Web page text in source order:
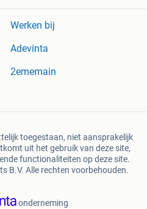
Werken bij
Adevinta
2ememain
toegestaan, niet aansprakelijk
uit het gebruik van deze site,
functionaliteiten op deze site.
B.V. Alle rechten voorbehouden.
onderneming